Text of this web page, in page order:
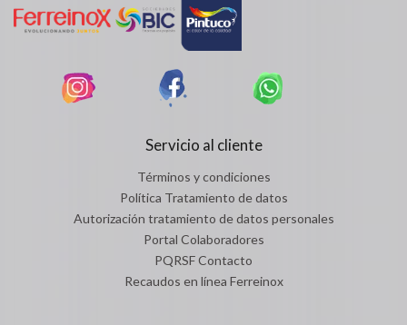
Servicio al cliente
Términos y condiciones
Política Tratamiento de datos
Autorización tratamiento de datos personales
Portal Colaboradores
PQRSF Contacto
Recaudos en línea Ferreinox